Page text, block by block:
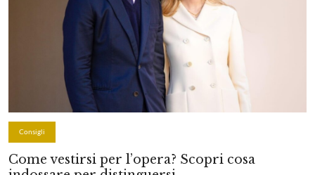
Consigli
Come vestirsi per l’opera? Scopri cosa